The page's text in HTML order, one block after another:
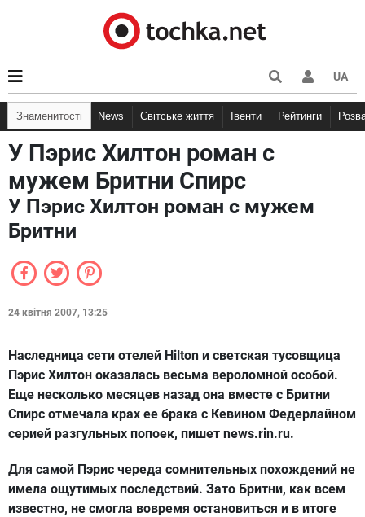
UA
Знаменитості News Світське життя Івенти Рейтинги
У Пэрис Хилтон роман с
мужем Бритни Спирс
У Пэрис Хилтон роман с мужем
Бритни
24 квітня 2007, 13:25
Наследница сети отелей Hilton и светская тусовщица
Пэрис Хилтон оказалась весьма вероломной особой.
Еще несколько месяцев назад она вместе с Бритни
Спирс отмечала крах ее брака с Кевином Федерлайном
серией разгульных попоек, пишет news.rin.ru.
Для самой Пэрис череда сомнительных похождений не
имела ощутимых последствий. Зато Бритни, как всем
известно, не смогла вовремя остановиться и в итоге